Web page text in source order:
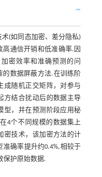
(如同态加密、差分隐私)
通信开销和低准确率.因
密效率和准确预测的问
的数据屏蔽方法.在训练阶
成随机正交矩阵，对参与
方结合扰动后的数据主导
型，并在预测阶段应用秘
4个不同规模的数据集上
密技术，该加密方法的计
准确率提升约0.4%,相较于
保护原始数据.